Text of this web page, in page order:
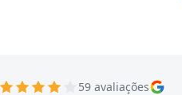
59 avaliações